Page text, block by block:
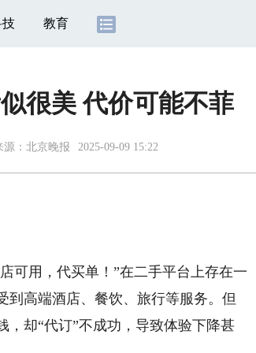
技 教育
很美 代价可能不菲
源： 北京晚报 2025-09-09 15:22
用，代买单！”在二手平台上存在一
到高端酒店、餐饮、旅行等服务。但
却“代订”不成功，导致体验下降甚